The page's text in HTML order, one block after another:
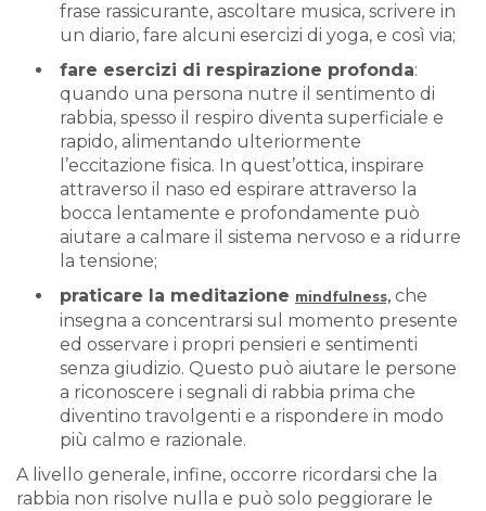
frase rassicurante, ascoltare musica, scrivere in
un diario, fare alcuni esercizi di yoga, e così via;
fare esercizi di respirazione profonda:
quando una persona nutre il sentimento di
rabbia, spesso il respiro diventa superficiale e
rapido, alimentando ulteriormente
l’eccitazione fisica. In quest’ottica, inspirare
attraverso il naso ed espirare attraverso la
bocca lentamente e profondamente può
aiutare a calmare il sistema nervoso e a ridurre
la tensione;
praticare la meditazione mindfulness, che
insegna a concentrarsi sul momento presente
ed osservare i propri pensieri e sentimenti
senza giudizio. Questo può aiutare le persone
a riconoscere i segnali di rabbia prima che
diventino travolgenti e a rispondere in modo
più calmo e razionale.
A livello generale, infine, occorre ricordarsi che la
rabbia non risolve nulla e può solo peggiorare le